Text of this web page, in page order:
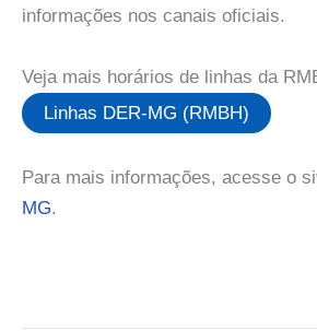
informações nos canais oficiais.
Veja mais horários de linhas da
Linhas DER-MG (RMBH)
Para mais informações, acesse o
MG.